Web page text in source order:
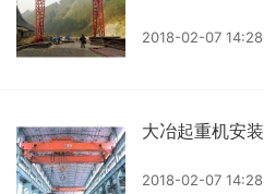
2018-02-07 14:28
大冶起重机安装
2018-02-07 14:28